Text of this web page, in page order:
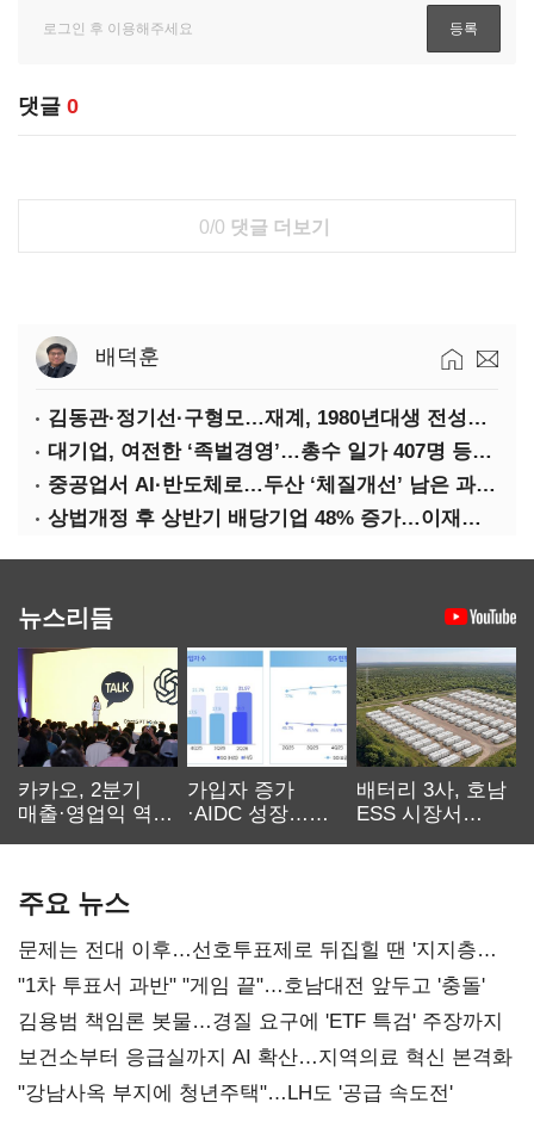
댓글 0
0/0 댓글 더보기
배덕훈
김동관·정기선·구형모…재계, 1980년대생 전성시대
대기업, 여전한 ‘족벌경영’…총수 일가 407명 등기임원
중공업서 AI·반도체로…두산 ‘체질개선’ 남은 과제는
상법개정 후 상반기 배당기업 48% 증가…이재용 배당액 728억 1위
뉴스리듬
카카오, 2분기
매출·영업익 역대
가입자 증가
·AIDC 성장…
배터리 3사, 호남
ESS 시장서
주요 뉴스
문제는 전대 이후…선호투표제로 뒤집힐 땐 '지지층
불복'
"1차 투표서 과반" "게임 끝"…호남대전 앞두고 '충돌'
김용범 책임론 봇물…경질 요구에 'ETF 특검' 주장까지
보건소부터 응급실까지 AI 확산…지역의료 혁신 본격화
"강남사옥 부지에 청년주택"…LH도 '공급 속도전'